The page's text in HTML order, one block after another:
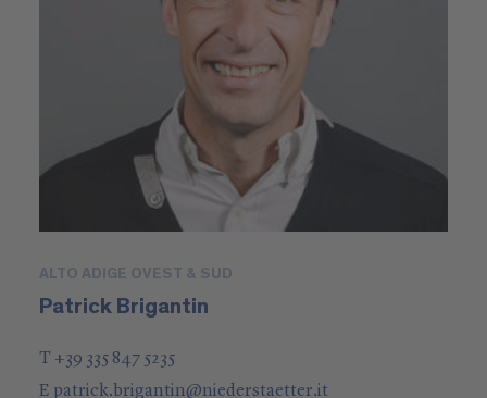
ALTO ADIGE OVEST & SUD
Patrick Brigantin
T +39 335 847 5235
E patrick.brigantin@niederstaetter.it